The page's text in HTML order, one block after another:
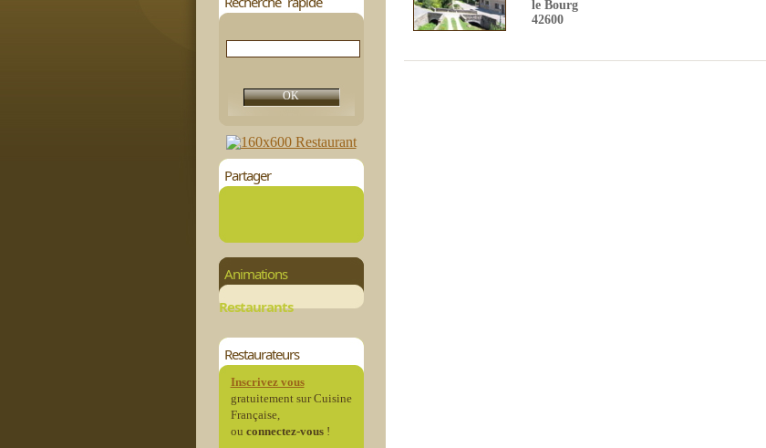
Partager
Animations
Restaurants
Restaurateurs
Inscrivez vous
gratuitement sur Cuisine
Française,
ou connectez-vous!
le Bourg
42600